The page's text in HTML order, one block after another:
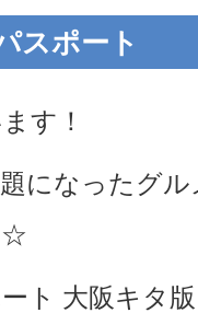
スポート
す！
になったグ
☆
ト 大阪キタ